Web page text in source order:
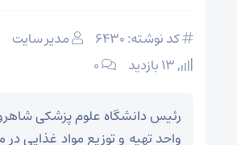
کد نوشته: 6430 مدیر سایت
۰
رئیس دانشگاه علوم پزشکی
واحد تهیه و توزیع مواد غذایی در